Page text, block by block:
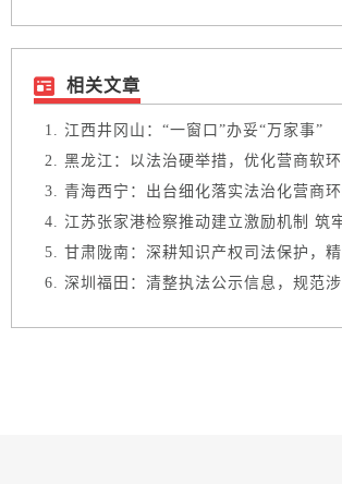
相关文章
江西井冈山：“一窗口”办妥“万家事”
黑龙江：以法治硬举措，优化营商软
青海西宁：出台细化落实法治化营商
江苏张家港检察推动建立激励机制 筑
甘肃陇南：深耕知识产权司法保护，
深圳福田：清整执法公示信息，规范